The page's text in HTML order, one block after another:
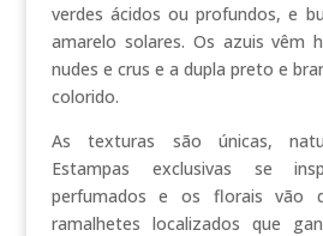
verdes ácidos ou profundos, e
amarelo solares. Os azuis vêm
nudes e crus e a dupla preto e
colorido.
As texturas são únicas,
Estampas exclusivas se
perfumados e os florais vão
ramalhetes localizados que